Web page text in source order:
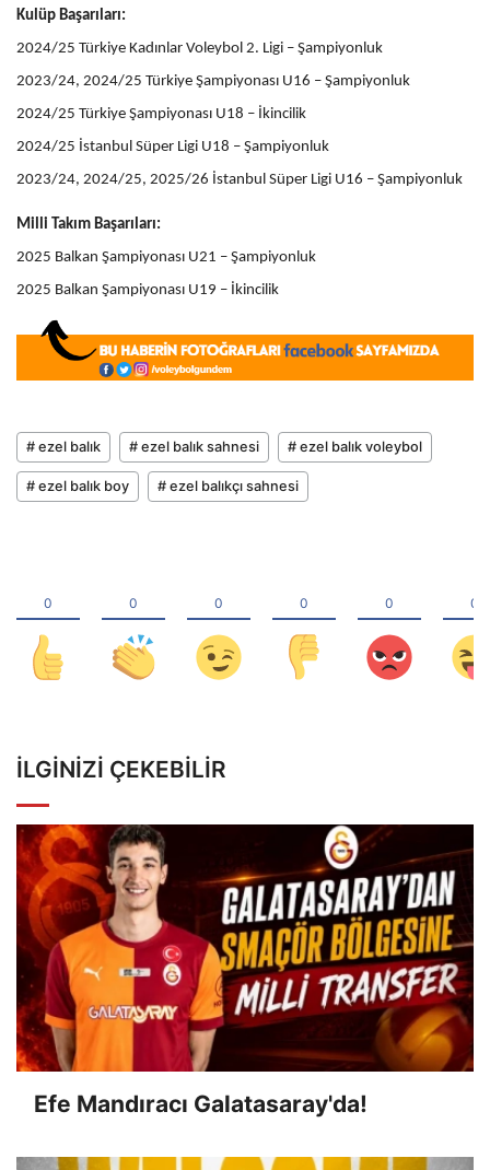
Kulüp Başarıları:
2024/25 Türkiye Kadınlar Voleybol 2. Ligi – Şampiyonluk
2023/24, 2024/25 Türkiye Şampiyonası U16 – Şampiyonluk
2024/25 Türkiye Şampiyonası U18 – İkincilik
2024/25 İstanbul Süper Ligi U18 – Şampiyonluk
2023/24, 2024/25, 2025/26 İstanbul Süper Ligi U16 – Şampiyonluk
Milli Takım Başarıları:
2025 Balkan Şampiyonası U21 – Şampiyonluk
2025 Balkan Şampiyonası U19 – İkincilik
# ezel balık # ezel balık sahnesi # ezel balık voleybol
# ezel balık boy # ezel balıkçı sahnesi
İLGINIZI ÇEKEBILIR
Efe Mandıracı Galatasaray'da!